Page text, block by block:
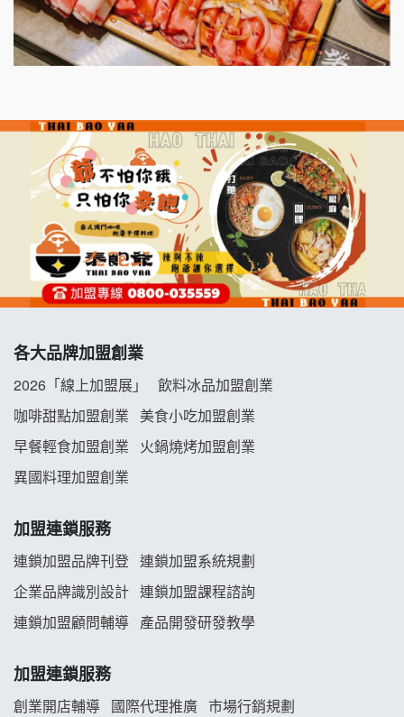
明石章魚燒加盟說明會
出櫃加盟說明會
七盞茶加盟說明會
拉亞漢堡加盟說明會
杜芳子古味茶鋪加盟說明會
優握握×酸奶大獅加盟說明會
阿性情趣無人販售所加盟明會
龍涎居好湯加盟說明會
韓金量加盟說明會
義氣豐發雞加盟說明會
白鬍泡泡 BOHO POPO加盟說明會
各大品牌加盟創業
2026「線上加盟展」
飲料冰品加盟創業
咖啡甜點加盟創業
美食小吃加盟創業
早餐輕食加盟創業
火鍋燒烤加盟創業
異國料理加盟創業
加盟連鎖服務
連鎖加盟品牌刊登 連鎖加盟系統規劃
企業品牌識別設計 連鎖加盟課程諮詢
連鎖加盟顧問輔導 產品開發研發教學
加盟連鎖服務
創業開店輔導 國際代理推廣 市場行銷規劃